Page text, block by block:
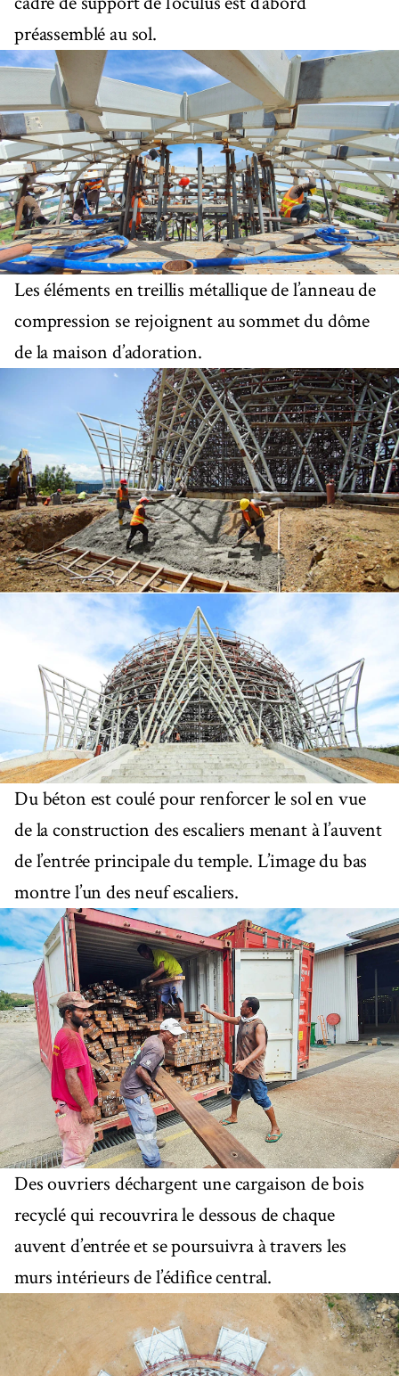
préassemblé au sol.
Les éléments en treillis métallique de l’anneau de
compression se rejoignent au sommet du dôme
de la maison d’adoration.
Du béton est coulé pour renforcer le sol en vue
de la construction des escaliers menant à l’auvent
de l’entrée principale du temple. L’image du bas
montre l’un des neuf escaliers.
Des ouvriers déchargent une cargaison de bois
recyclé qui recouvrira le dessous de chaque
auvent d’entrée et se poursuivra à travers les
murs intérieurs de l’édifice central.